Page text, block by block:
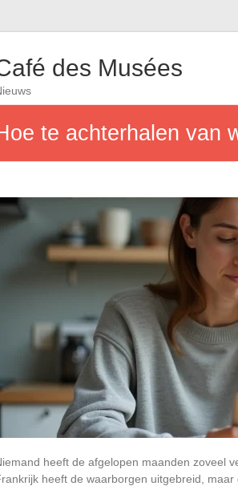
des Musées
te achterhalen van
heeft de afgelopen maanden zoveel
heeft de waarborgen uitgebreid,